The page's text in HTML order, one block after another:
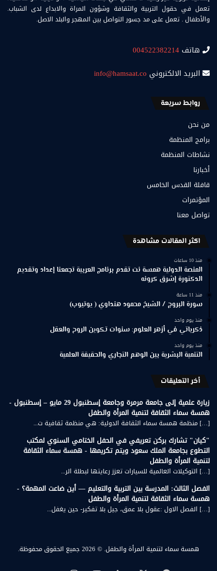
تعمل في حقول التربية والثقافة وشؤون المراة والابداع لدى الشباب.
والأطفال . تعمل على مد جسور التواصل بين المهجر والبلد الاصل.
هاتف 004522382214
البريد الالكتروني info@hamsaat.co
روابط سريعة
من نحن
برامج المنظمة
نشاطات المنظمة
أخبارنا
قافلة القدس الخامس
المؤتمرات
تواصل معنا
اكثر المقالات مشاهدة
منذ 10 ساعات
المنصة الدولية همسة نت تقدم برنامج العربية تجمعنا إعداد وتقديم
الدكتورة إشرق كرونه
منذ 11 ساعة
سورة البروج / الشيخ محمود هنداوي ( يوتيوب)
منذ يوم واحد
ذكرياتي في أزهر العلوم: سنوات تكوين الروح والعقل
منذ يوم واحد
التنمية البشرية بين الوهم التجاري والحقيقة العلمية
أخر التعليقات
زيارة علمية إلى جامعة مرمرة وجامعة إسطنبول 29 مايو – إسطنبول -
همسة سماء الثقافة لتنمية المرأة والطفل
[…] منظمة همسة سماء الثقافة الدولية: هي منظمة ثقافية ت...
"كيان" تشارك بركن تعريفي في الحفل الختامي السنوي لمكتب
التطوع بجامعة الملك سعود ويتم تكريمها - همسة سماء الثقافة
لتنمية المرأة والطفل
[…] التوكيلات العالمية للسيارات تعزز رعايتها لبطلة الر...
الفصل الثالث: المدرسة بين التربية والتعليم — أين ضاعت المهمة؟ -
همسة سماء الثقافة لتنمية المرأة والطفل
[…] الفصل الاول :عقول بلا عمق، جيل بلا تفكير- حين يغفل...
همسة سماء لتنمية المرأة والطفل. © 2026 جميع الحقوق محفوظة.